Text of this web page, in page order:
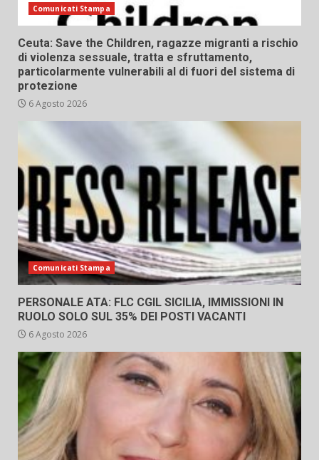
Comunicati Stampa
Ceuta: Save the Children, ragazze migranti a rischio
di violenza sessuale, tratta e sfruttamento,
particolarmente vulnerabili al di fuori del sistema di
protezione
6 Agosto 2026
Comunicati Stampa
PERSONALE ATA: FLC CGIL SICILIA, IMMISSIONI IN
RUOLO SOLO SUL 35% DEI POSTI VACANTI
6 Agosto 2026